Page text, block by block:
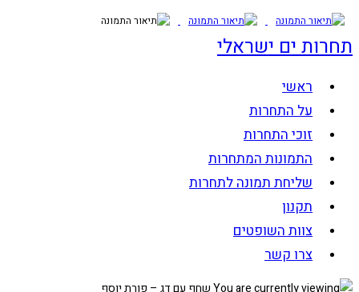
Skip
content
תחרות ים ישראלי
ראשי
על התחרות
זוכי התחרות
התמונות המתחרות
שליחת תמונה לתחרות
תקנון
צוות השופטים
צרו קשר